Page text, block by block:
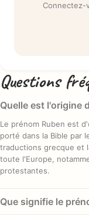
Connectez-
Questions
Quelle est l'origine
Le prénom Ruben est
porté dans la Bible par
traductions grecque et
toute l'Europe,
protestantes.
Que signifie le